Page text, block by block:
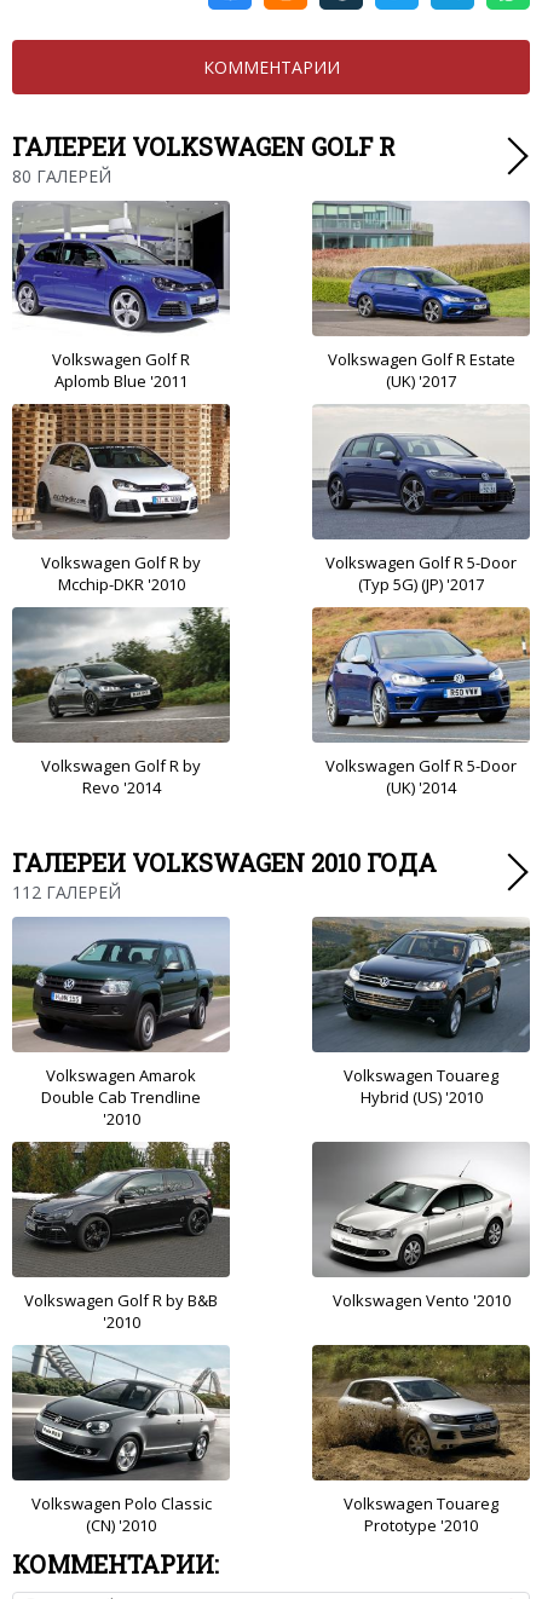
КОММЕНТАРИИ
ГАЛЕРЕИ VOLKSWAGEN GOLF R
80 ГАЛЕРЕЙ
Volkswagen Golf R
Aplomb Blue '2011
Volkswagen Golf R Estate
(UK) '2017
Volkswagen Golf R by
Mcchip-DKR '2010
Volkswagen Golf R 5-Door
(Typ 5G) (JP) '2017
Volkswagen Golf R by
Revo '2014
Volkswagen Golf R 5-Door
(UK) '2014
ГАЛЕРЕИ VOLKSWAGEN 2010 ГОДА
112 ГАЛЕРЕЙ
Volkswagen Amarok
Double Cab Trendline
'2010
Volkswagen Touareg
Hybrid (US) '2010
Volkswagen Golf R by B&B
'2010
Volkswagen Vento '2010
Volkswagen Polo Classic
(CN) '2010
Volkswagen Touareg
Prototype '2010
КОММЕНТАРИИ: